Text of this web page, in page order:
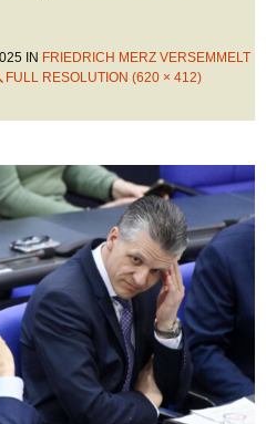
IN FRIEDRICH MERZ VERSEMMELT
FULL RESOLUTION (620 × 412)